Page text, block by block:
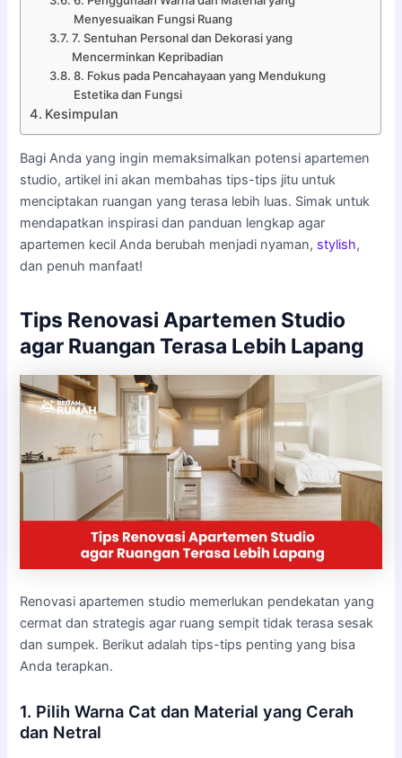
Menyesuaikan Fungsi Ruang
7. Sentuhan Personal dan Dekorasi yang
Mencerminkan Kepribadian
8. Fokus pada Pencahayaan yang Mendukung
Estetika dan Fungsi
Kesimpulan
Bagi Anda yang ingin memaksimalkan potensi apartemen
studio, artikel ini akan membahas tips-tips jitu untuk
menciptakan ruangan yang terasa lebih luas. Simak untuk
mendapatkan inspirasi dan panduan lengkap agar
apartemen kecil Anda berubah menjadi nyaman, stylish,
dan penuh manfaat!
Tips Renovasi Apartemen Studio
agar Ruangan Terasa Lebih Lapang
Renovasi apartemen studio memerlukan pendekatan yang
cermat dan strategis agar ruang sempit tidak terasa sesak
dan sumpek. Berikut adalah tips-tips penting yang bisa
Anda terapkan.
1. Pilih Warna Cat dan Material yang Cerah
dan Netral